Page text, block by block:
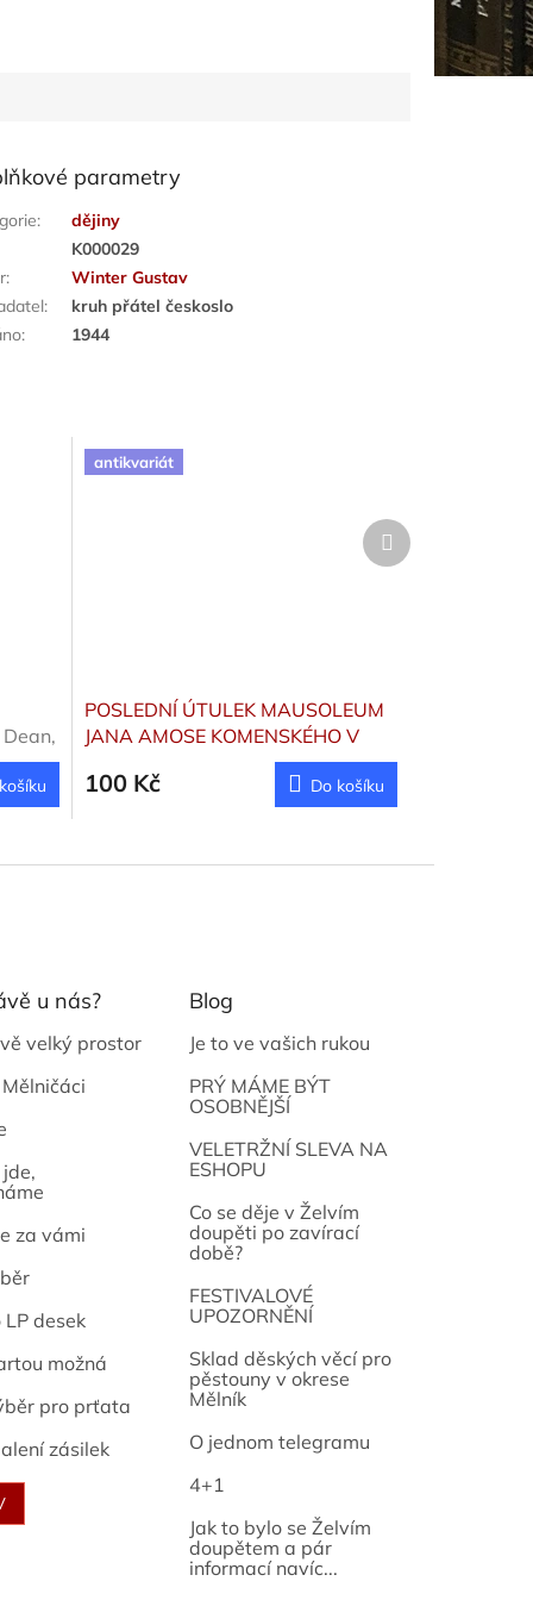
parametry
:
dějiny
K000029
:
Winter Gustav
:
kruh přátel českoslo
: 1944
antikvariát
POSLEDNÍ ÚTULEK MAUSOLEUM
JANA AMOSE KOMENSKÉHO V
Hošťálek
100 Kč Do košíku
Další
produkt
u nás?
velký prostor
za vámi
desek
možná
pro prťata
zásilek
Blog
Je to ve vašich rukou
PRÝ MÁME BÝT
OSOBNĚJŠÍ
VELETRŽNÍ SLEVA NA
ESHOPU
Co se děje v Želvím
doupěti po zavírací
době?
FESTIVALOVÉ
UPOZORNĚNÍ
Sklad děských věcí pro
pěstouny v okrese
Mělník
O jednom telegramu
4+1
Jak to bylo se Želvím
doupětem a pár
informací navíc...